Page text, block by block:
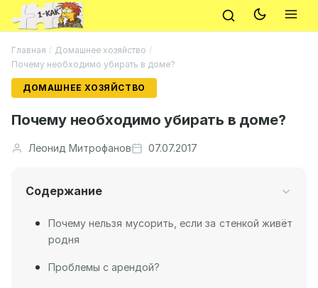
Главная / Домашнее хозяйство /
Почему необходимо убирать в доме?
ДОМАШНЕЕ ХОЗЯЙСТВО
Почему необходимо убирать в доме?
Леонид Митрофанов 07.07.2017
Содержание
Почему нельзя мусорить, если за стенкой живёт
родня
Проблемы с арендой?